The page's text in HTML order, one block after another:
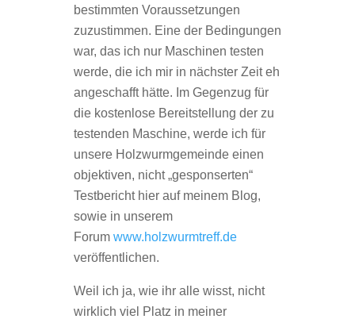
bestimmten Voraussetzungen
zuzustimmen. Eine der Bedingungen
war, das ich nur Maschinen testen
werde, die ich mir in nächster Zeit eh
angeschafft hätte. Im Gegenzug für
die kostenlose Bereitstellung der zu
testenden Maschine, werde ich für
unsere Holzwurmgemeinde einen
objektiven, nicht „gesponserten“
Testbericht hier auf meinem Blog,
sowie in unserem
Forum www.holzwurmtreff.de
veröffentlichen.
Weil ich ja, wie ihr alle wisst, nicht
wirklich viel Platz in meiner